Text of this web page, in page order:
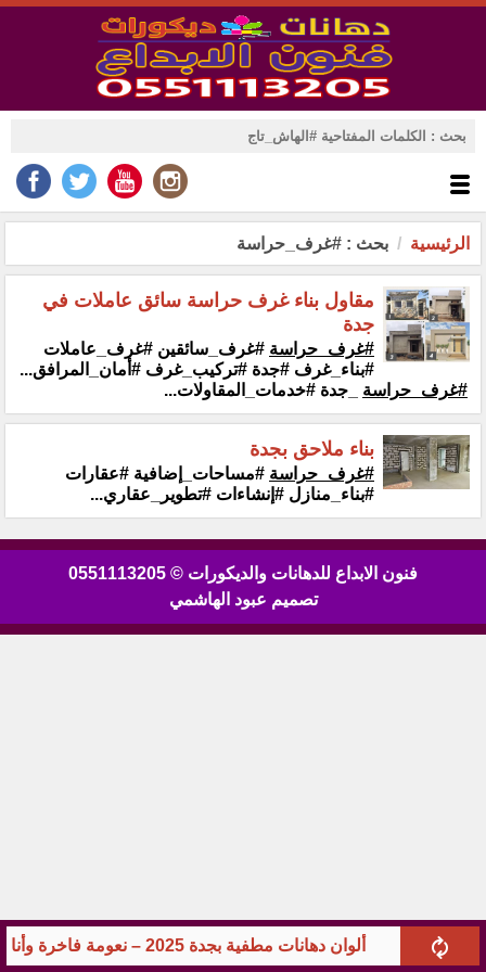
الرئيسية بحث : #غرف_حراسة
ألوان دهانات مطفية بجدة 2025 – نعومة فاخرة وأناقة بلا لمعان
مقاول بناء غرف حراسة سائق عاملات في
جدة
#غرف_حراسة #غرف_سائقين #غرف_عاملات
#بناء_غرف #جدة #تركيب_غرف #أمان_المرافق...
#غرف_حراسة _جدة #خدمات_المقاولات...
بناء ملاحق بجدة
#غرف_حراسة #مساحات_إضافية #عقارات
#بناء_منازل #إنشاءات #تطوير_عقاري...
فنون الابداع للدهانات والديكورات © 0551113205
تصميم عبود الهاشمي